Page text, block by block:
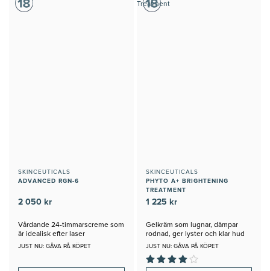
SKINCEUTICALS
ADVANCED RGN-6
2 050 kr
Vårdande 24-timmarscreme som
är idealisk efter laser
JUST NU: GÅVA PÅ KÖPET
SKINCEUTICALS
PHYTO A+ BRIGHTENING
TREATMENT
1 225 kr
Gelkräm som lugnar, dämpar
rodnad, ger lyster och klar hud
JUST NU: GÅVA PÅ KÖPET